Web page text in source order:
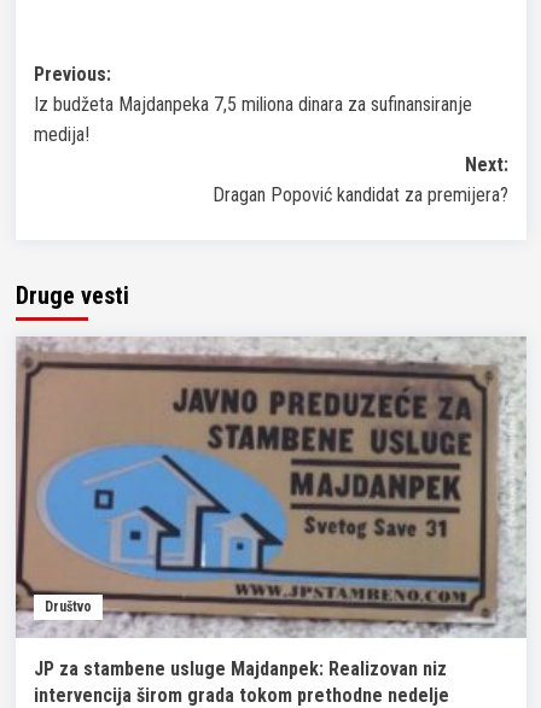
Post
navigation
Previous:
Iz budžeta Majdanpeka 7,5 miliona dinara za sufinansiranje
medija!
Next:
Dragan Popović kandidat za premijera?
Druge vesti
Društvo
JP za stambene usluge Majdanpek: Realizovan niz
intervencija širom grada tokom prethodne nedelje